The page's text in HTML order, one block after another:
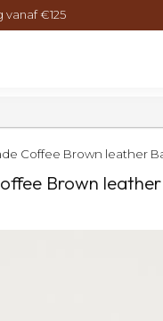
vanaf €125
Coffee Brown leather
Brown